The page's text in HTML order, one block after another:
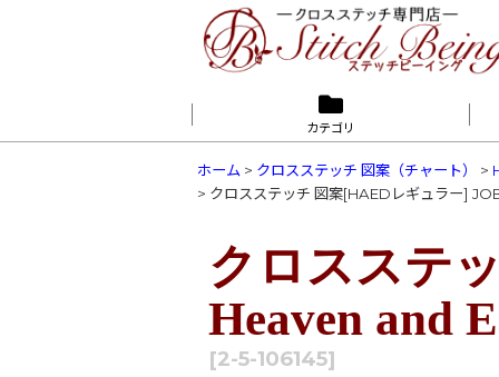
カテゴリ
ホーム > クロスステッチ 図案（チャート） >
> クロスステッチ 図案[HAEDレギュラー]
クロスステ
Heaven and
[2-5-106145]